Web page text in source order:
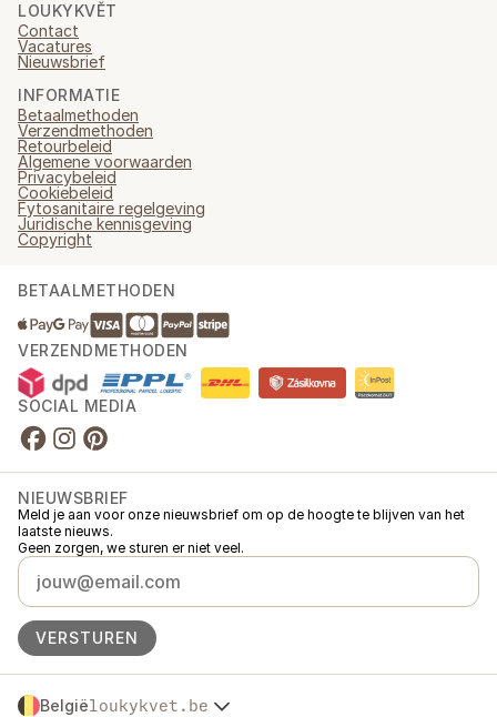
LOUKYKVĚT
Contact
Vacatures
Nieuwsbrief
INFORMATIE
Betaalmethoden
Verzendmethoden
Retourbeleid
Algemene voorwaarden
Privacybeleid
Cookiebeleid
Fytosanitaire regelgeving
Juridische kennisgeving
Copyright
BETAALMETHODEN
VERZENDMETHODEN
SOCIAL MEDIA
NIEUWSBRIEF
Meld je aan voor onze nieuwsbrief om op de hoogte te blijven van het
laatste nieuws.
Geen zorgen, we sturen er niet veel.
VERSTUREN
Belgiëloukykvet.be